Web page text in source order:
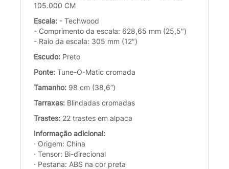
105.000 CM
Escala: - Techwood
- Comprimento da escala: 628,65 mm (25,5″)
- Raio da escala: 305 mm (12″)
Escudo: Preto
Ponte: Tune-O-Matic cromada
Tamanho: 98 cm (38,6”)
Tarraxas: Blindadas cromadas
Trastes: 22 trastes em alpaca
Informação adicional:
· Origem: China
· Tensor: Bi-direcional
· Pestana: ABS na cor preta